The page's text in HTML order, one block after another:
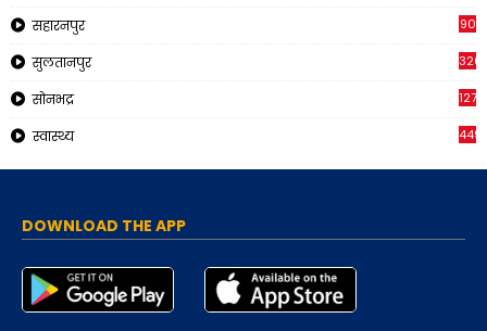
सहारनपुर 90
सुलतानपुर 326
सोनभद्र 1270
स्वास्थ्य 449
DOWNLOAD THE APP